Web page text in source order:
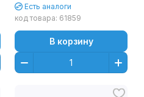
Есть аналоги
код товара: 61859
В корзину